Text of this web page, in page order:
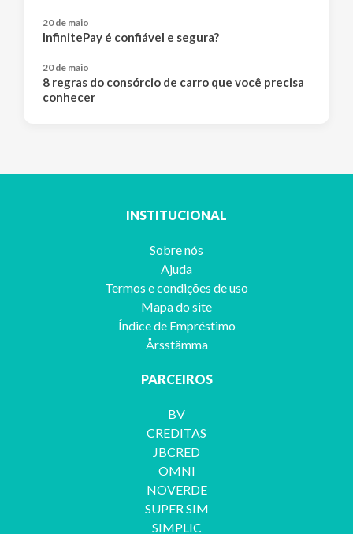
20 de maio
InfinitePay é confiável e segura?
20 de maio
8 regras do consórcio de carro que você precisa
conhecer
INSTITUCIONAL
Sobre nós
Ajuda
Termos e condições de uso
Mapa do site
Índice de Empréstimo
Årsstämma
PARCEIROS
BV
CREDITAS
JBCRED
OMNI
NOVERDE
SUPER SIM
SIMPLIC